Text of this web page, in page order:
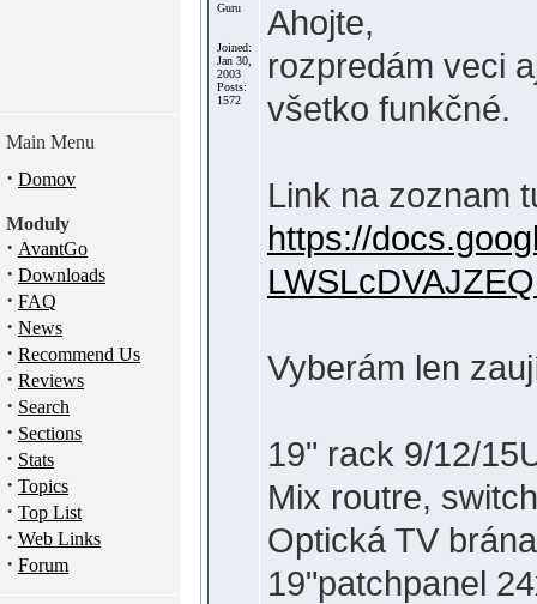
Main Menu
· Domov
Moduly
· AvantGo
· Downloads
· FAQ
· News
· Recommend Us
· Reviews
· Search
· Sections
· Stats
· Topics
· Top List
· Web Links
· Forum
Guru
Joined:
Jan 30,
2003
Posts:
1572
Ahojte,
rozpredám veci
všetko funkčné.
Link na zoznam
https://
Vyberám len
19" rack 9/12/
Mix routre,
Optická TV
19"patchpanel